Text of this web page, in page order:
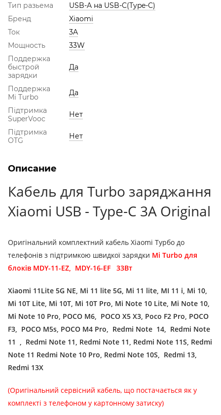
Тип разьема
USB-A на USB-C(Type-C)
Бренд
Xiaomi
Ток
3A
Мощность
33W
Поддержка
быстрой
зарядки
Да
Поддержка
Mi Turbo
Да
Підтримка
SuperVooc
Нет
Підтримка
OTG
Нет
Описание
Кабель для Turbo заряджання
Xiaomi USB - Type-C 3A Original
Оригінальний комплектний кабель Xiaomi Турбо до
телефонів з підтримкою швидкої зарядки Mi Turbo для
блоків MDY-11-EZ, MDY-16-EF 33Вт
Xiaomi 11Lite 5G NE, Mi 11 lite 5G, Mi 11 lite, MI 11 i, Mi 10,
Mi 10T Lite, Mi 10T, Mi 10T Pro, Mi Note 10 Lite, Mi Note 10,
Mi Note 10 Pro, POCO M6, POCO X5 X3, Poco F2 Pro, POCO
F3, POCO M5s, POCO M4 Pro, Redmi Note 14, Redmi Note
11
Redmi Note 11, Redmi Note 11, Redmi Note 11S, Redmi
Note 11 Redmi Note 10 Pro, Redmi Note 10S, Redmi 13,
Redmi 13X
(Оригінальний сервісний кабель, що постачається як у
комплекті з телефоном у картонному затиску)